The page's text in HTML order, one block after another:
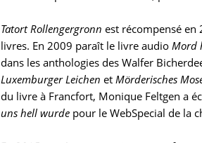
Tatort Rollengergronn est récompensé en
livres. En 2009 paraît le livre audio Mord
dans les anthologies des Walfer
Luxemburger Leichen et Mörderisches
du livre à Francfort, Monique Feltgen a
uns hell wurde pour le WebSpecial de la